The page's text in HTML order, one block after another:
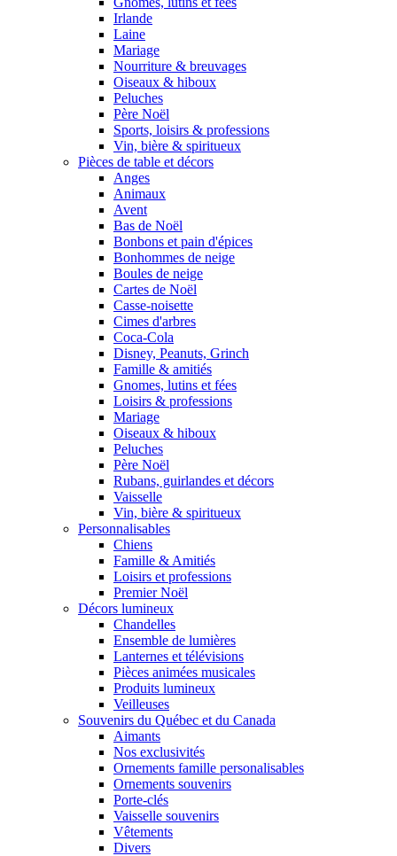
Irlande
Laine
Mariage
Nourriture & breuvages
Oiseaux & hiboux
Peluches
Père Noël
Sports, loisirs & professions
Vin, bière & spiritueux
Pièces de table et décors
Anges
Animaux
Avent
Bas de Noël
Bonbons et pain d'épices
Bonhommes de neige
Boules de neige
Cartes de Noël
Casse-noisette
Cimes d'arbres
Coca-Cola
Disney, Peanuts, Grinch
Famille & amitiés
Gnomes, lutins et fées
Loisirs & professions
Mariage
Oiseaux & hiboux
Peluches
Père Noël
Rubans, guirlandes et décors
Vaisselle
Vin, bière & spiritueux
Personnalisables
Chiens
Famille & Amitiés
Loisirs et professions
Premier Noël
Décors lumineux
Chandelles
Ensemble de lumières
Lanternes et télévisions
Pièces animées musicales
Produits lumineux
Veilleuses
Souvenirs du Québec et du Canada
Aimants
Nos exclusivités
Ornements famille personalisables
Ornements souvenirs
Porte-clés
Vaisselle souvenirs
Vêtements
Divers